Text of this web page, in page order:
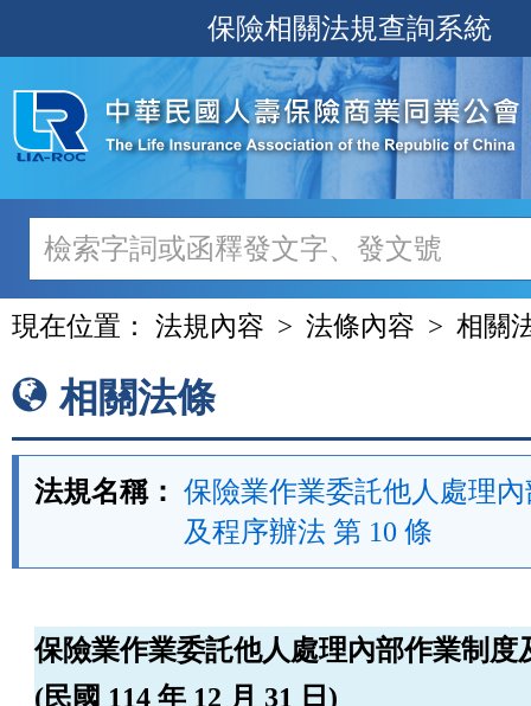
至
主
內
容
保險相關法規查詢系統
現在位置： 法規內容 法條內容 相關
相關法條
法規名稱： 保險業作業委託他人處理
及程序辦法 第 10 條
保險業作業委託他人處理內部作業制度
(民國 114 年 12 月 31 日)